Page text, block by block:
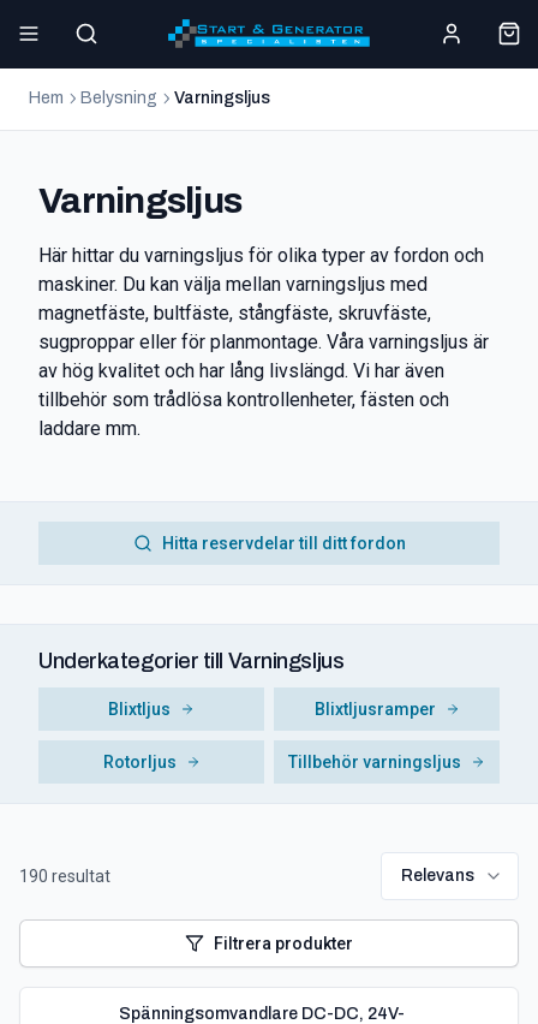
Hem Belysning Varningsljus
Varningsljus
Här hittar du varningsljus för olika typer av fordon och
maskiner. Du kan välja mellan varningsljus med
magnetfäste, bultfäste, stångfäste, skruvfäste,
sugproppar eller för planmontage. Våra varningsljus är
av hög kvalitet och har lång livslängd. Vi har även
tillbehör som trådlösa kontrollenheter, fästen och
laddare mm.
Hitta reservdelar till ditt fordon
Underkategorier till Varningsljus
Blixtljus Blixtljusramper
Rotorljus Tillbehör varningsljus
190 resultat Relevans
Filtrera produkter
Spänningsomvandlare DC-DC, 24V-